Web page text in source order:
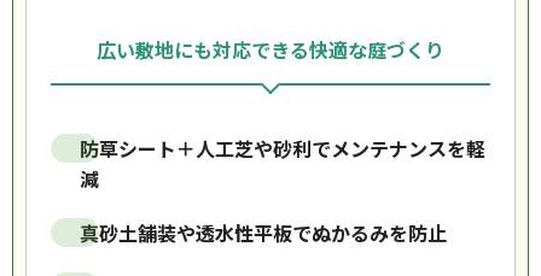
広い敷地にも対応できる快適な庭づくり
防草シート＋人工芝や砂利でメンテナンスを軽
減
真砂土舗装や透水性平板でぬかるみを防止